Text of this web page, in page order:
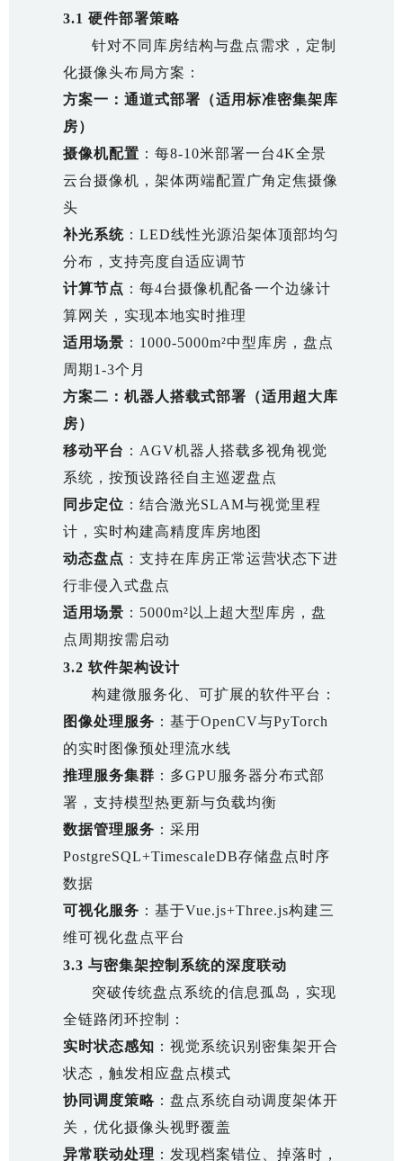
3.1 硬件部署策略
针对不同库房结构与盘点需求，定制
化摄像头布局方案：
方案一：通道式部署（适用标准密集架库
房）
摄像机配置 ：每8-10米部署一台4K全景
云台摄像机，架体两端配置广角定焦摄像
头
补光系统 ：LED线性光源沿架体顶部均匀
分布，支持亮度自适应调节
计算节点 ：每4台摄像机配备一个边缘计
算网关，实现本地实时推理
适用场景 ：1000-5000m²中型库房，盘点
周期1-3个月
方案二：机器人搭载式部署（适用超大库
房）
移动平台 ：AGV机器人搭载多视角视觉
系统，按预设路径自主巡逻盘点
同步定位 ：结合激光SLAM与视觉里程
计，实时构建高精度库房地图
动态盘点 ：支持在库房正常运营状态下进
行非侵入式盘点
适用场景 ：5000m²以上超大型库房，盘
点周期按需启动
3.2 软件架构设计
构建微服务化、可扩展的软件平台：
图像处理服务 ：基于OpenCV与PyTorch
的实时图像预处理流水线
推理服务集群 ：多GPU服务器分布式部
署，支持模型热更新与负载均衡
数据管理服务 ：采用
PostgreSQL+TimescaleDB存储盘点时序
数据
可视化服务 ：基于Vue.js+Three.js构建三
维可视化盘点平台
3.3 与密集架控制系统的深度联动
突破传统盘点系统的信息孤岛，实现
全链路闭环控制：
实时状态感知 ：视觉系统识别密集架开合
状态，触发相应盘点模式
协同调度策略 ：盘点系统自动调度架体开
关，优化摄像头视野覆盖
异常联动处理 ：发现档案错位、掉落时，